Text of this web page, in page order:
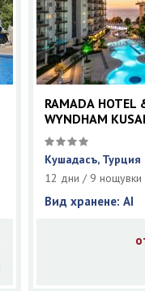
RAMADA HOTEL
WYNDHAM
Кушадасъ, Турция
12 дни / 9 нощувки
Вид хранене: AI